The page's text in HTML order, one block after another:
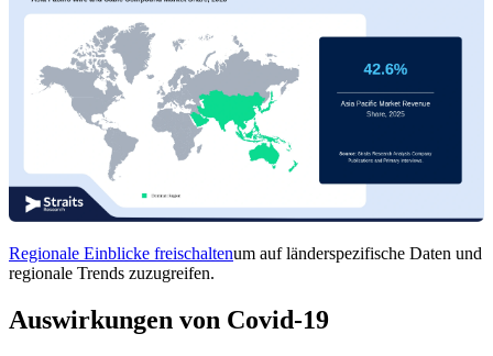
Regionale Einblicke freischaltenum auf länderspezifische Daten und
regionale Trends zuzugreifen.
Auswirkungen von Covid-19